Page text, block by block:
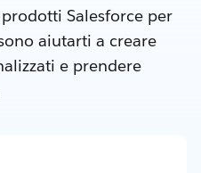
Salesforce per
aiutarti a creare
e prendere